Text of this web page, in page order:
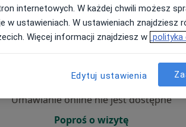
Wt, Śr,
Umawianie online nie jest dostępne
Poproś o wizytę
internetowych. W każdej chwili możesz
w ustawieniach. W ustawieniach znajdziesz
Więcej informacji znajdziesz w polityka
Edytuj ustawienia